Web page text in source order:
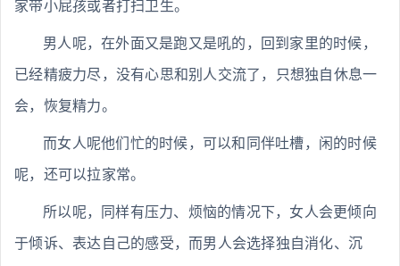
家带小屁孩或者打扫卫生。
男人呢，在外面又是跑又是吼的，回到家里的时候，
已经精疲力尽，没有心思和别人交流了，只想独自休息一
会，恢复精力。
而女人呢他们忙的时候，可以和同伴吐槽，闲的时候
呢，还可以拉家常。
所以呢，同样有压力、烦恼的情况下，女人会更倾向
于倾诉、表达自己的感受，而男人会选择独自消化、沉